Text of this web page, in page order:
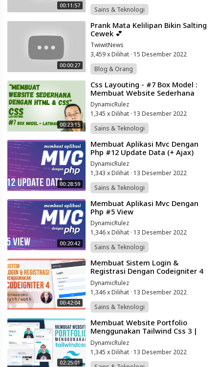
00:11:57
Sains & Teknologi
00:00:27
⁣Prank Mata Kelilipan Bikin Salting
Cewek 💕
TwiwitNews
3,459 x Dilihat · 15 Desember 2022
Blog & Orang
00:23:15
⁣Css Layouting - #7 Box Model :
Membuat Website Sederhana
DynamicRulez
1,345 x Dilihat · 13 Desember 2022
Sains & Teknologi
00:28:59
⁣Membuat Aplikasi Mvc Dengan
Php #12 Update Data (+ Ajax)
DynamicRulez
1,343 x Dilihat · 13 Desember 2022
Sains & Teknologi
00:20:42
⁣Membuat Aplikasi Mvc Dengan
Php #5 View
DynamicRulez
1,346 x Dilihat · 13 Desember 2022
Sains & Teknologi
00:42:04
⁣Membuat Sistem Login &
Registrasi Dengan Codeigniter 4
(menggunakan Library Myth/auth)
DynamicRulez
1,346 x Dilihat · 13 Desember 2022
Sains & Teknologi
02:25:01
⁣Membuat Website Portfolio
Menggunakan Tailwind Css 3 |
Ngobar #32
DynamicRulez
1,345 x Dilihat · 13 Desember 2022